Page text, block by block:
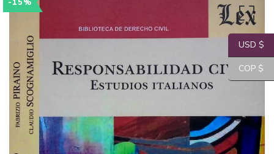
-15%
USD $
COP $